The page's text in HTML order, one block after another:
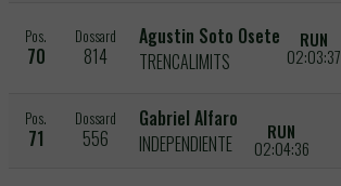
Pos.
70
Dossard
814
Agustin Soto Osete
TRENCALIMITS
RUN
02:03:37
Pos.
71
Dossard
556
Gabriel Alfaro
INDEPENDIENTE
RUN
02:04:36